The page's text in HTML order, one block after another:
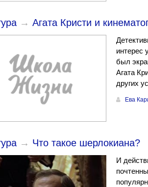
→ Агата Кристи и
интерес
был
Агата
других
Ева
→ Что такое шерлокиана?
И